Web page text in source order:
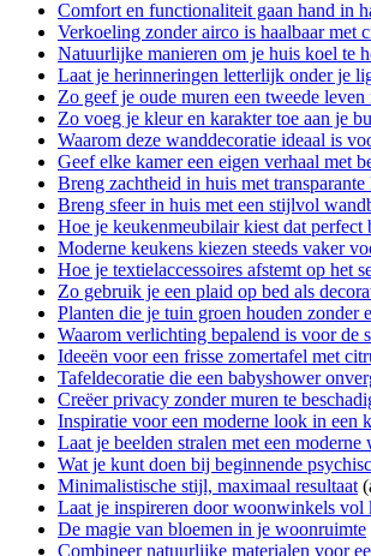
Comfort en functionaliteit gaan hand in
Verkoeling zonder airco is haalbaar met
Natuurlijke manieren om je huis koel te
Laat je herinneringen letterlijk onder je
Zo geef je oude muren een tweede leven
Zo voeg je kleur en karakter toe aan je
Waarom deze wanddecoratie ideaal is
Geef elke kamer een eigen verhaal met
Breng zachtheid in huis met transparante
Breng sfeer in huis met een stijlvol
Hoe je keukenmeubilair kiest dat perfect
Moderne keukens kiezen steeds vaker
Hoe je textielaccessoires afstemt op het
Zo gebruik je een plaid op bed als
Planten die je tuin groen houden zonder
Waarom verlichting bepalend is voor de
Ideeën voor een frisse zomertafel met
Tafeldecoratie die een babyshower
Creëer privacy zonder muren te
Inspiratie voor een moderne look in een
Laat je beelden stralen met een moderne
Wat je kunt doen bij beginnende
Minimalistische stijl, maximaal resultaat
Laat je inspireren door woonwinkels vol
De magie van bloemen in je woonruimte
Combineer natuurlijke materialen voor